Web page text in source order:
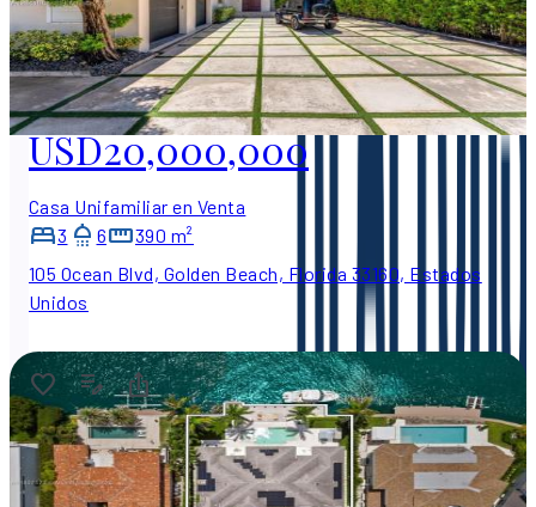
USD20,000,000
Casa Unifamiliar en Venta
3
6
390 m²
105 Ocean Blvd, Golden Beach, Florida 33160, Estados
Unidos